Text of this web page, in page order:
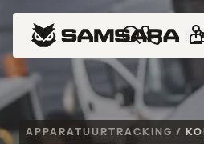
APPARATUURTRACKING /